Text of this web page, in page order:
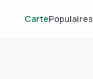
CartePopulaires